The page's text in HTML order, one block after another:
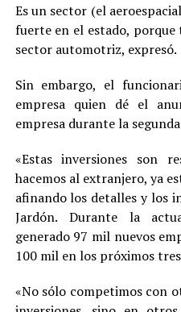
Es un sector (el
fuerte en el estado,
sector automotriz, expresó.
Sin embargo, el
empresa quien dé el
empresa durante la
«Estas inversiones son
hacemos al extranjero, ya
afinando los detalles y los
Jardón. Durante la
generado 97 mil nuevos
100 mil en los próximos
«No sólo competimos con